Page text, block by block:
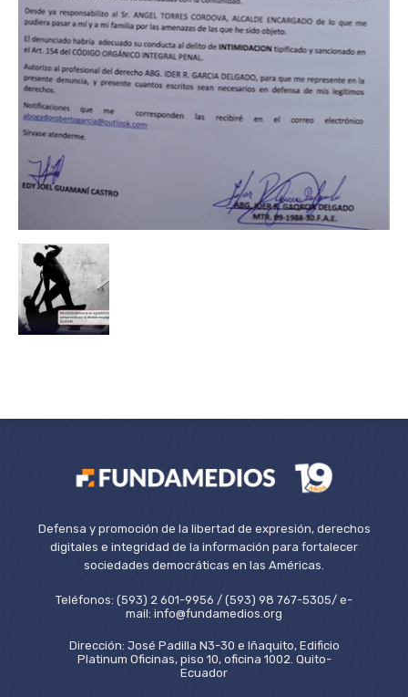
Defensa y promoción de la libertad de expresión, derechos
digitales e integridad de la información para fortalecer
sociedades democráticas en las Américas.
Teléfonos: (593) 2 601-9956 / (593) 98 767-5305/ e-
mail: info@fundamedios.org
Dirección: José Padilla N3-30 e Iñaquito, Edificio
Platinum Oficinas, piso 10, oficina 1002. Quito-
Ecuador